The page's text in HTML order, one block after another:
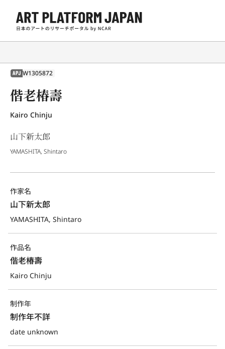
APJ W1305872
偕老椿壽
Kairo Chinju
山下新太郎
YAMASHITA, Shintaro
作家名
山下新太郎
YAMASHITA, Shintaro
作品名
偕老椿壽
Kairo Chinju
制作年
制作年不詳
date unknown